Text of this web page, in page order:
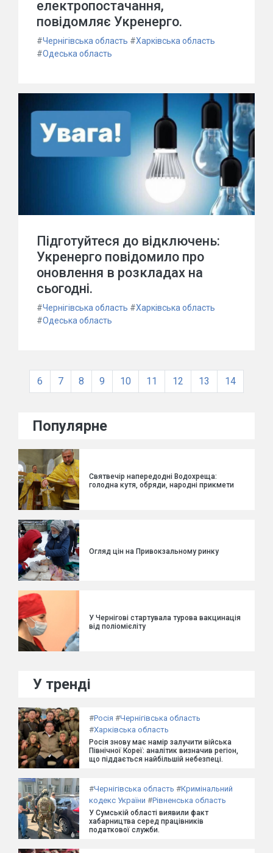
електропостачання,
повідомляє Укренерго.
#Чернігівська область #Харківська область
#Одеська область
Підготуйтеся до відключень:
Укренерго повідомило про
оновлення в розкладах на
сьогодні.
#Чернігівська область #Харківська область
#Одеська область
6 7 8 9 10 11 12 13 14
Популярне
Святвечір напередодні Водохреща:
голодна кутя, обряди, народні прикмети
Огляд цін на Привокзальному ринку
У Чернігові стартувала турова вакцинація
від поліомієліту
У тренді
#Росія #Чернігівська область
#Харківська область
Росія знову має намір залучити війська
Північної Кореї: аналітик визначив регіон,
що піддається найбільшій небезпеці.
#Чернігівська область #Кримінальний
кодекс України #Рівненська область
У Сумській області виявили факт
хабарництва серед працівників
податкової служби.